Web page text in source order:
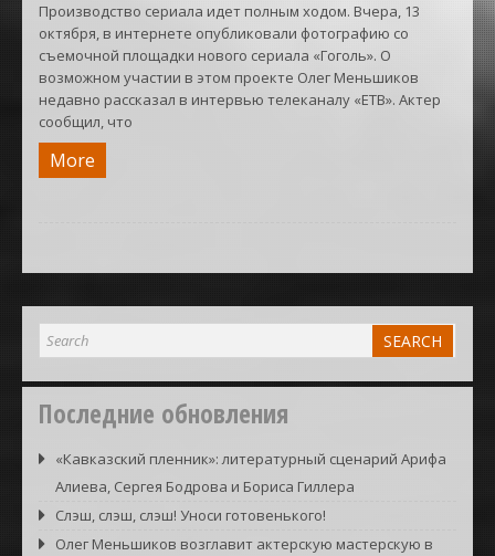
Производство сериала идет полным ходом. Вчера, 13
октября, в интернете опубликовали фотографию со
съемочной площадки нового сериала «Гоголь». О
возможном участии в этом проекте Олег Меньшиков
недавно рассказал в интервью телеканалу «ЕТВ». Актер
сообщил, что
More
Последние обновления
«Кавказский пленник»: литературный сценарий Арифа
Алиева, Сергея Бодрова и Бориса Гиллера
Слэш, слэш, слэш! Уноси готовенького!
Олег Меньшиков возглавит актерскую мастерскую в